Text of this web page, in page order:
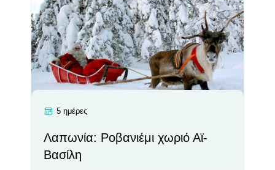
5 ημέρες
Λαπωνία: Ροβανιέμι χωριό Αϊ-
Βασίλη